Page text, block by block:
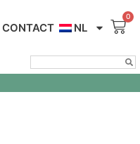
CONTACT NL